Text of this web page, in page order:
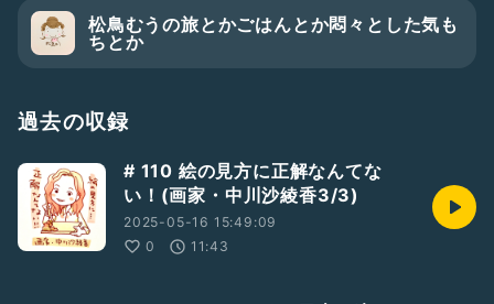
先生からなんで、旅人宿をするコトになったの！？
今回は、そんなコトを聞いてます。
やー♪
✅2023年10月8日(日)の「いろりーな」での松鳥のトークイ
ベント詳細はコチラ↓
『近江の知られざるハレの日ごはん〜湖南・甲賀エリア編〜』
https://www.instagram.com/p/CwpOZBmvoYu/?
松鳥むうの旅とかごはんとか悶々とした気も
ちとか
過去の収録
# 110 絵の見方に正解なんてな
い！(画家・中川沙綾香3/3)
2025-05-16 15:49:09
0
11:43